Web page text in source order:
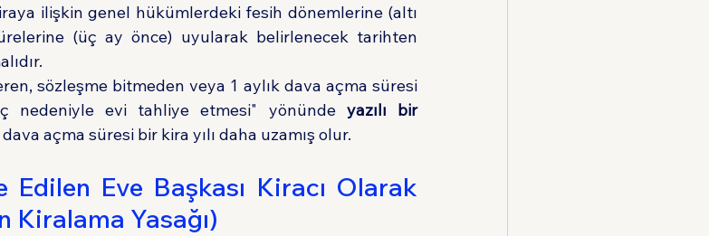
ilişkin genel hükümlerdeki fesih dönemlerine (altı
(üç ay önce) uyularak belirlenecek tarihten
sözleşme bitmeden veya 1 aylık dava açma süresi
nedeniyle evi tahliye etmesi" yönünde yazılı bir
açma süresi bir kira yılı daha uzamış olur.
Eve Başkası Kiracı Olarak
Kiralama Yasağı)